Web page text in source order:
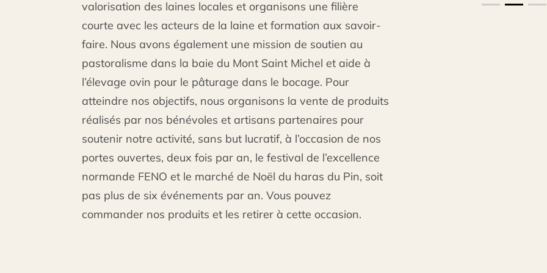
valorisation des laines locales et organisons une filière
courte avec les acteurs de la laine et formation aux savoir-
faire. Nous avons également une mission de soutien au
pastoralisme dans la baie du Mont Saint Michel et aide à
l’élevage ovin pour le pâturage dans le bocage. Pour
atteindre nos objectifs, nous organisons la vente de produits
réalisés par nos bénévoles et artisans partenaires pour
soutenir notre activité, sans but lucratif, à l’occasion de nos
portes ouvertes, deux fois par an, le festival de l’excellence
normande FENO et le marché de Noël du haras du Pin, soit
pas plus de six événements par an. Vous pouvez
commander nos produits et les retirer à cette occasion.
Jouet vintage
Prix sur commande